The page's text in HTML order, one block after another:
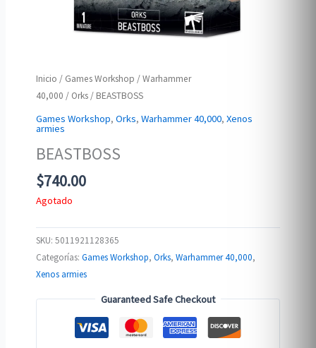
Inicio / Games Workshop /Warhammer
40,000 / Orks / BEASTBOSS
Games Workshop,Orks,Warhammer 40,000,Xenos
armies
BEASTBOSS
$740.00
Agotado
SKU:5011921128365
Categorías:Games Workshop,Orks,Warhammer 40,000,
Xenos armies
Guaranteed Safe Checkout